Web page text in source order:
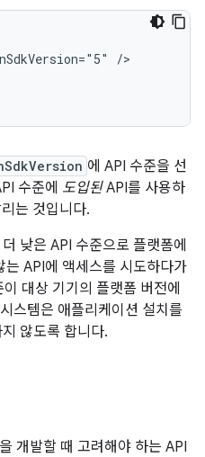
에 API 수준을 선
수준에 도입된API를 사용하
는 것입니다.
낮은 API 수준으로 플랫폼에
API에 액세스를 시도하다가
대상 기기의 플랫폼 버전에
스템은 애플리케이션 설치를
않도록 합니다.
개발할 때 고려해야 하는 API